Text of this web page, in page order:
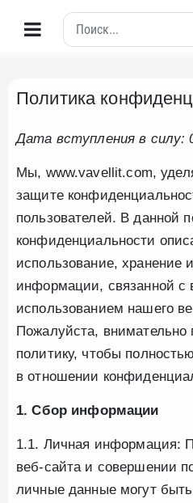
Политика
Дата вступления в силу:
Мы, www.vavellit.com,
защите
пользователей. В данной
конфиденциальности
использование, хранение
информации, связанной с
использованием нашего
Пожалуйста, внимательно
политику, чтобы
в отношении
1. Сбор информации
1.1. Личная информация:
веб-сайта и совершении
личные данные могут